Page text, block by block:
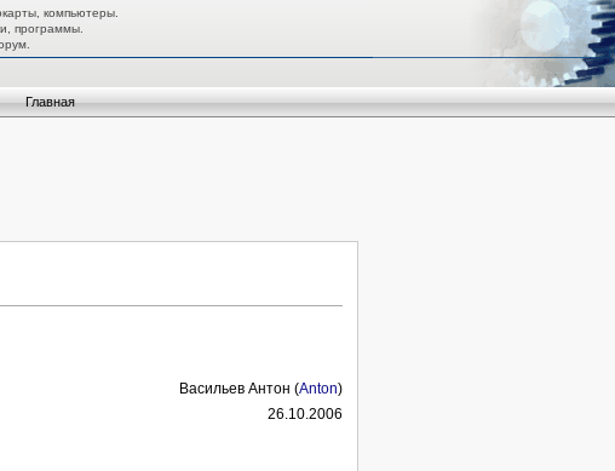
компьютеры.
программы.
Главная
Васильев Антон (Anton)
26.10.2006